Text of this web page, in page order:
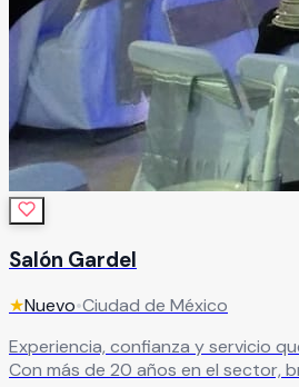
Salón Gardel
★Nuevo•Ciudad de México
Experiencia, confianza y servicio
Con más de 20 años en el sector,